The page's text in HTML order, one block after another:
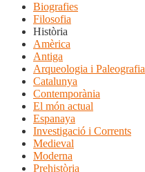
Biografies
Filosofia
Història
Amèrica
Antiga
Arqueologia i Paleografia
Catalunya
Contemporània
El món actual
Espanaya
Investigació i Corrents
Medieval
Moderna
Prehistòria